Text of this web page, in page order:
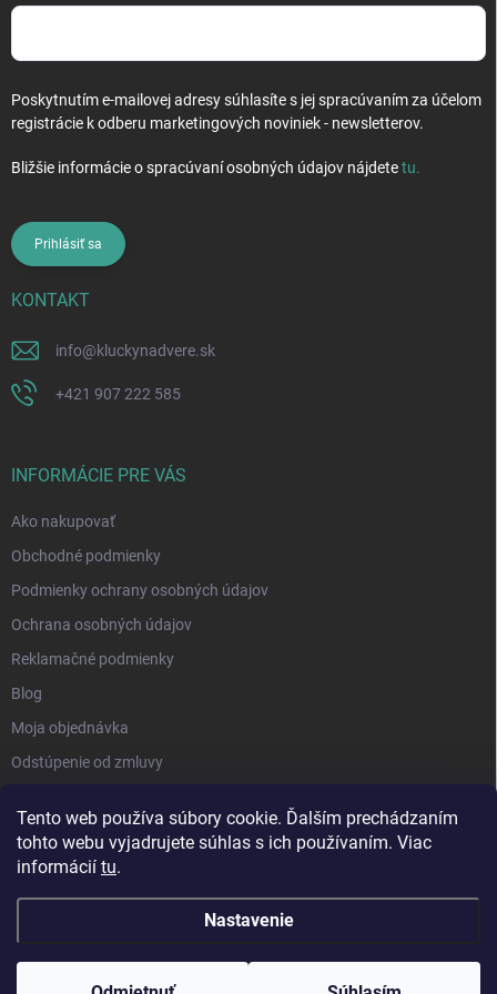
Tento web používa súbory cookie. Ďalším prechádzaním
tohto webu vyjadrujete súhlas s ich používaním. Viac
informácií tu.
Nastavenie
Poskytnutím e-mailovej adresy súhlasíte s jej spracúvaním za účelom
registrácie k odberu marketingových noviniek - newsletterov.
Bližšie informácie o spracúvaní osobných údajov nájdetetu.
Prihlásiť sa
KONTAKT
info@kluckynadvere.sk
+421 907 222 585
INFORMÁCIE PRE VÁS
Ako nakupovať
Obchodné podmienky
Podmienky ochrany osobných údajov
Ochrana osobných údajov
Reklamačné podmienky
Blog
Moja objednávka
Odstúpenie od zmluvy
Copyright 2026Kluckynadvere.sk. Všetky práva vyhradené.Upraviť